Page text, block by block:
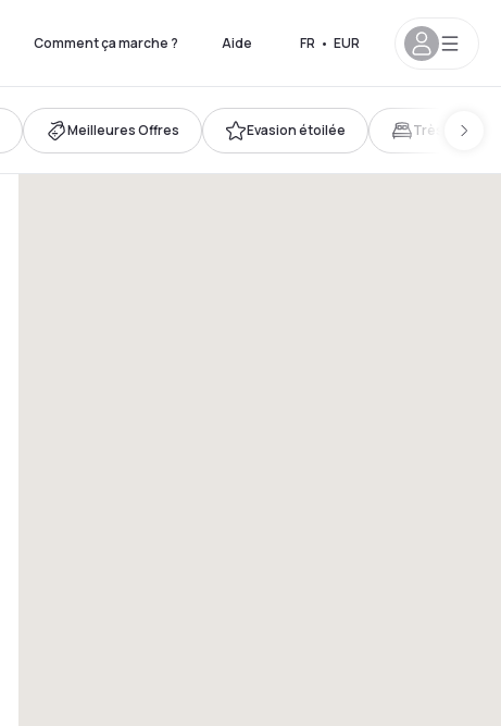
Comment ça marche ? Aide FR • EUR
Meilleures Offres Evasion étoilée Très grand lit